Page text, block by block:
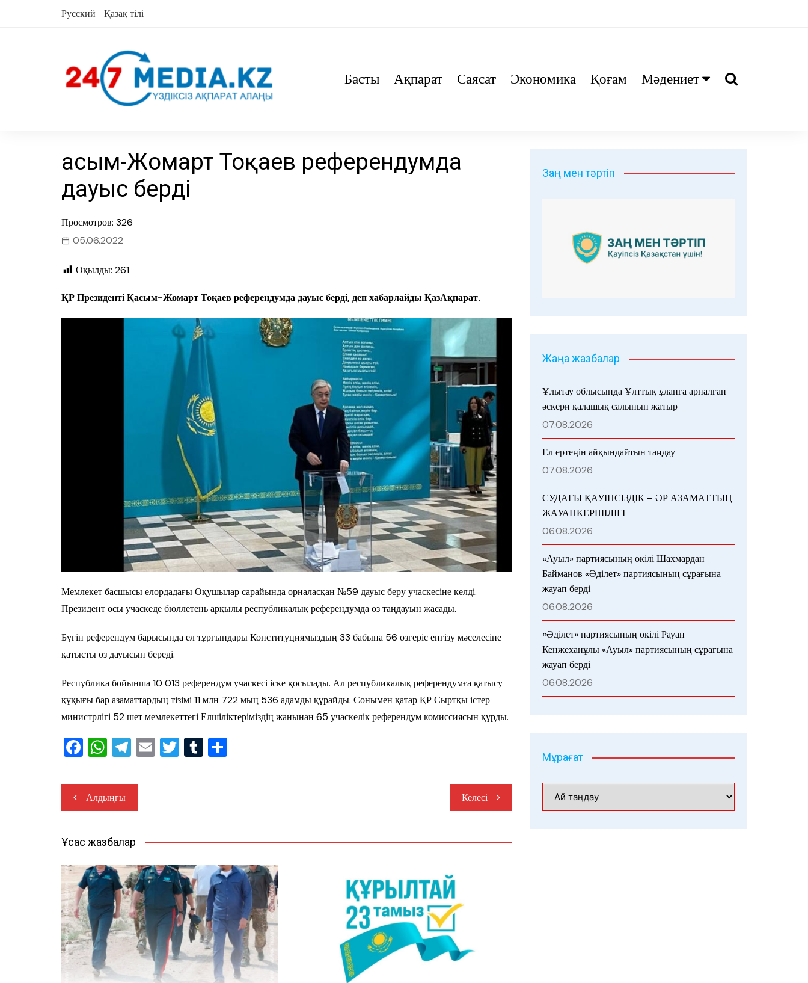
Русский Қазақ тілі
Басты Ақпарат Саясат Экономика Қоғам Мәдениет
Қасым-Жомарт Тоқаев референдумда
дауыс берді
Просмотров: 326
05.06.2022
Оқылды: 261
ҚР Президенті Қасым-Жомарт Тоқаев референдумда дауыс берді, деп хабарлайды ҚазАқпарат.
Мемлекет басшысы елордадағы Оқушылар сарайында орналасқан №59 дауыс беру учаскесіне келді.
Президент осы учаскеде бюллетень арқылы республикалық референдумда өз таңдауын жасады.
Бүгін референдум барысында ел тұрғындары Конституциямыздың 33 бабына 56 өзгеріс енгізу мәселесіне
қатысты өз дауысын береді.
Республика бойынша 10 013 референдум учаскесі іске қосылады. Ал республикалық референдумға қатысу
құқығы бар азаматтардың тізімі 11 млн 722 мың 536 адамды құрайды. Сонымен қатар ҚР Сыртқы істер
министрлігі 52 шет мемлекеттегі Елшіліктеріміздің жанынан 65 учаскелік референдум комиссиясын құрды.
F
c
e
o
o
k
W
at
s
p
p
T
e
gr
m
E T T
Жазба
навигациясы
Алдыңғы Келесі
Ұқсас жазбалар
Заң мен тәртіп
Жаңа жазбалар
Ұлытау облысында Ұлттық ұланға арналған
әскери қалашық салынып жатыр
07.08.2026
Ел ертеңін айқындайтын таңдау
07.08.2026
СУДАҒЫ ҚАУІПСІЗДІК – ӘР АЗАМАТТЫҢ
ЖАУАПКЕРШІЛІГІ
06.08.2026
«Ауыл» партиясының өкілі Шахмардан
Байманов «Әділет» партиясының сұрағына
жауап берді
06.08.2026
«Әділет» партиясының өкілі Рауан
Кенжеханұлы «Ауыл» партиясының сұрағына
жауап берді
06.08.2026
Мұрағат